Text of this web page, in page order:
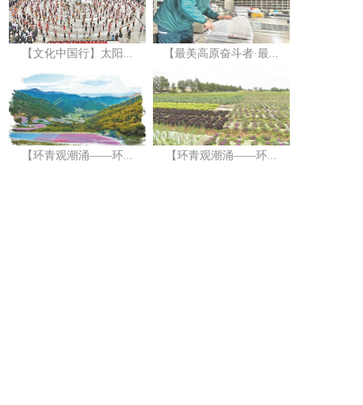
【文化中国行】太阳... 【最美高原奋斗者·最...
【环青观潮涌——环... 【环青观潮涌——环...